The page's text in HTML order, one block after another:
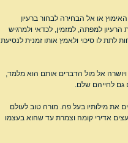
או אל הבחירה לבחור ברעיון
למפתה, למזמין, לכדאי ולמרגיש
לתת לו סיכוי ולאמץ אותו זמנית לנסיעת
ויושרה אל מול הדברים אותם הוא מלמד,
גם לחייהם שלם.
את מילותיו בעל פה. מורה טוב לעולם
אדירי קומה וצמרת עד שהוא בעצמו